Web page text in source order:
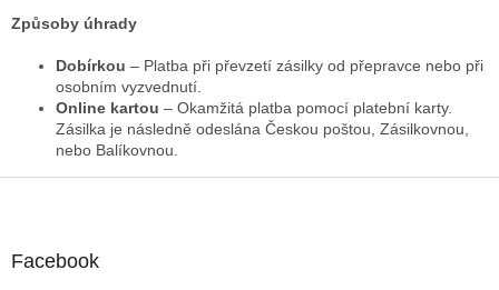
Způsoby úhrady
Dobírkou – Platba při převzetí zásilky od přepravce nebo při
osobním vyzvednutí.
Online kartou – Okamžitá platba pomocí platební karty.
Zásilka je následně odeslána Českou poštou, Zásilkovnou,
nebo Balíkovnou.
Facebook